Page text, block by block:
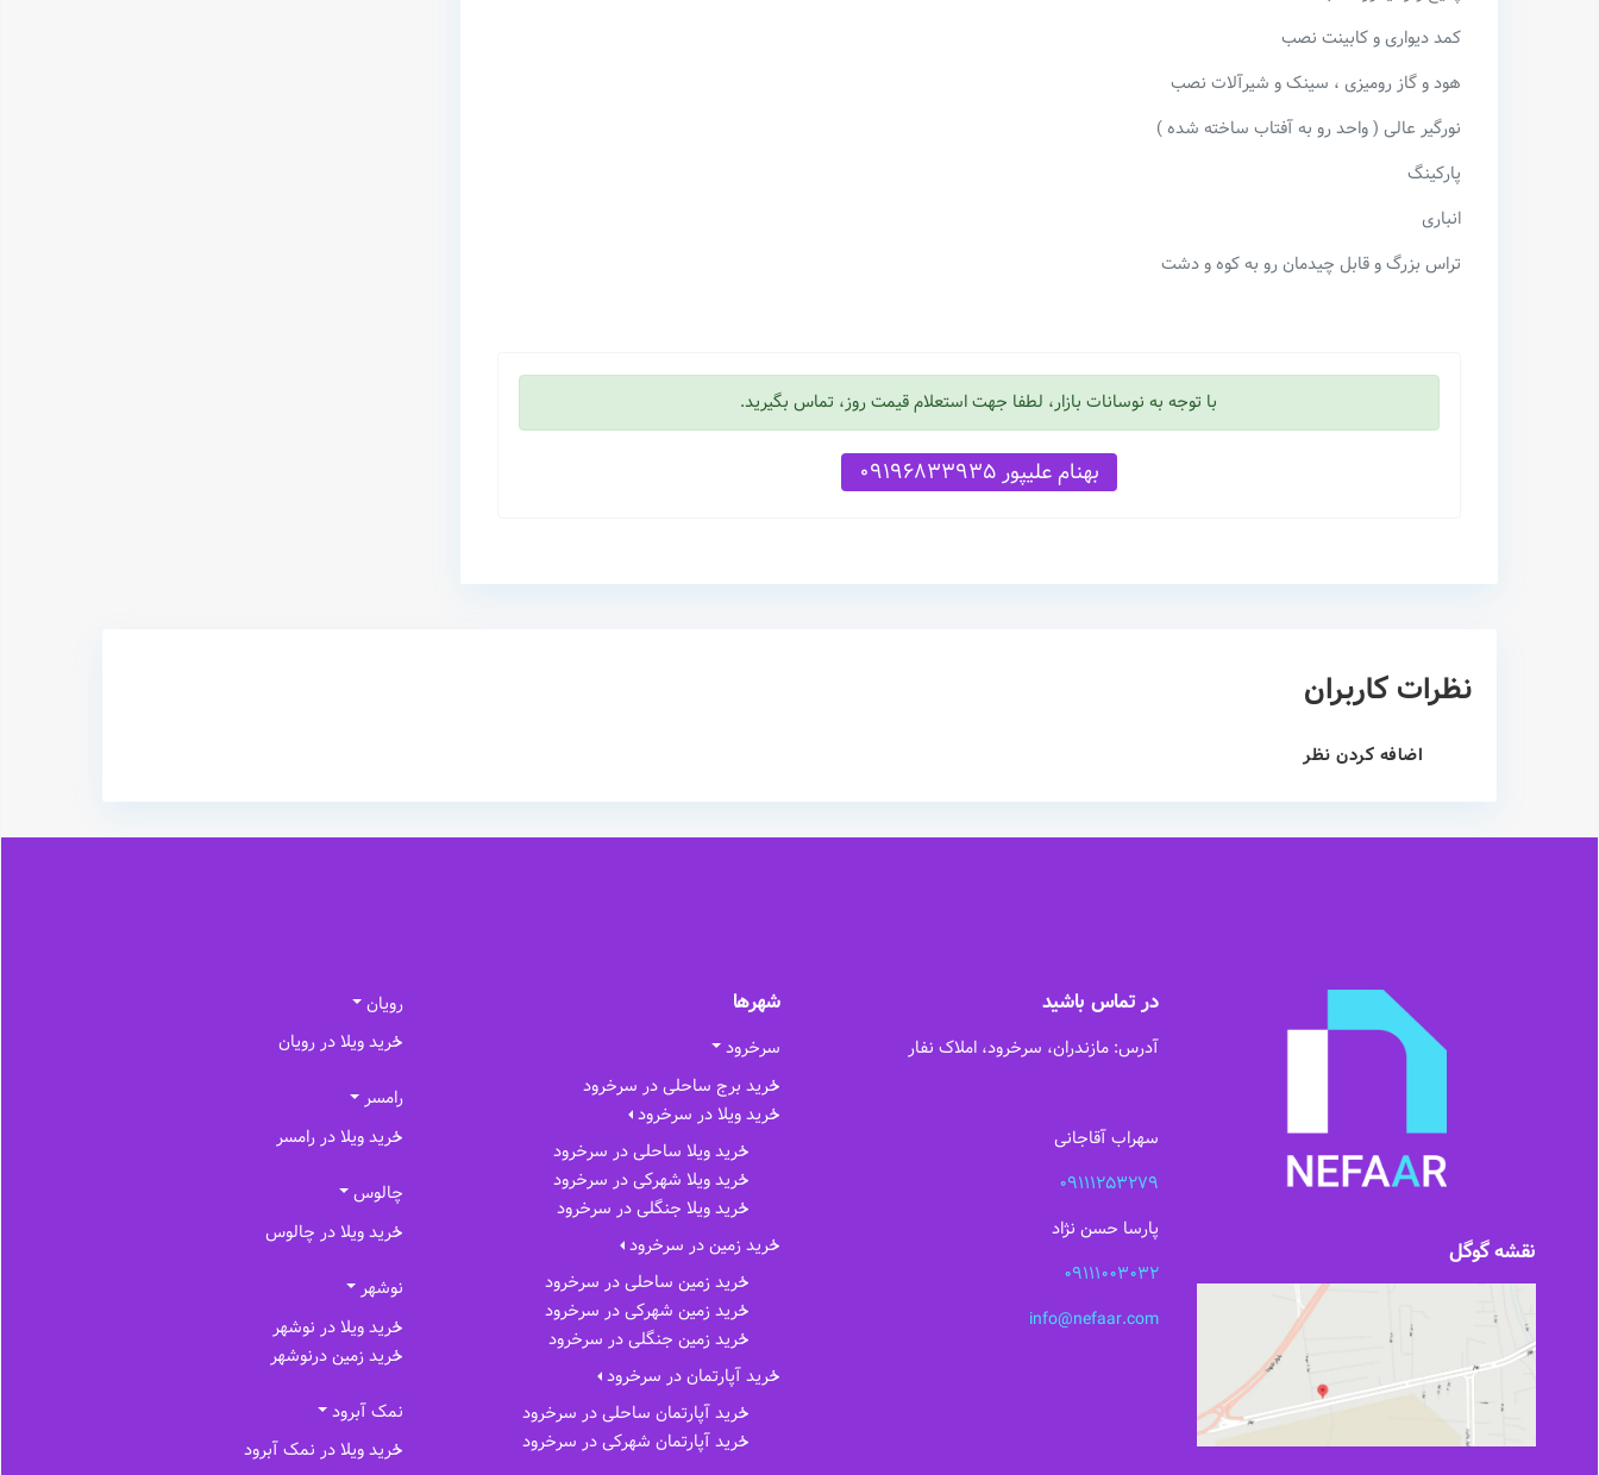
کمد دیواری و کابینت نصب
هود و گاز رومیزی ، سینک و شیرآلات نصب
نورگیر عالی ( واحد رو به آفتاب ساخته شده )
پارکینگ
انباری
تراس بزرگ و قابل چیدمان رو به کوه و دشت
با توجه به نوسانات بازار، لطفا جهت استعلام قیمت روز، تماس بگیرید.
بهنام علیپور 09196833935
نظرات کاربران
اضافه کردن نظر
نقشه گوگل
در تماس باشید
آدرس: مازندران، سرخرود، املاک نفار
سهراب آقاجانی
09111253279
پارسا حسن نژاد
09111003032
info@nefaar.com
شهرها
سرخرود
خرید برج ساحلی در سرخرود
خرید ویلا در سرخرود
خرید ویلا ساحلی در سرخرود
خرید ویلا شهرکی در سرخرود
خرید ویلا جنگلی در سرخرود
خرید زمین در سرخرود
خرید زمین ساحلی در سرخرود
خرید زمین شهرکی در سرخرود
خرید زمین جنگلی در سرخرود
خرید آپارتمان در سرخرود
خرید آپارتمان ساحلی در سرخرود
خرید آپارتمان شهرکی در سرخرود
رویان
خرید ویلا در رویان
رامسر
خرید ویلا در رامسر
چالوس
خرید ویلا در چالوس
نوشهر
خرید ویلا در نوشهر
خرید زمین درنوشهر
نمک آبرود
خرید ویلا در نمک آبرود